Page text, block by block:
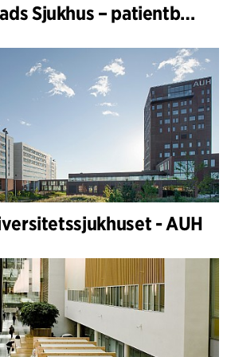
Nye Haraldsplads Sjukhus – patientbyggnad
- AUH